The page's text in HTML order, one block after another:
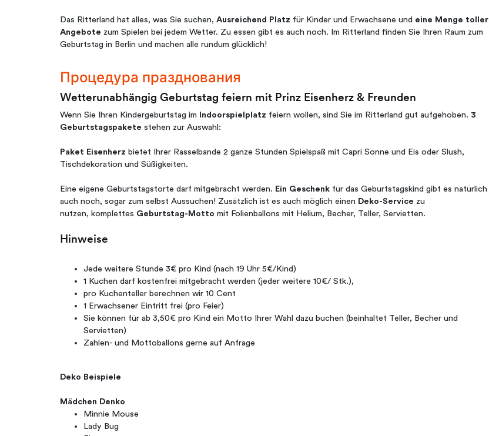
Das Ritterland hat alles, was Sie suchen, Ausreichend Platz für Kinder und Erwachsene und eine Menge toller
Angebote zum Spielen bei jedem Wetter. Zu essen gibt es auch noch. Im Ritterland finden Sie Ihren Raum zum
Geburtstag in Berlin und machen alle rundum glücklich!
Процедура празднования
Wetterunabhängig Geburtstag feiern mit Prinz Eisenherz & Freunden
Wenn Sie Ihren Kindergeburtstag im Indoorspielplatz feiern wollen, sind Sie im Ritterland gut aufgehoben. 3
Geburtstagspakete stehen zur Auswahl:
Paket Eisenherz bietet Ihrer Rasselbande 2 ganze Stunden Spielspaß mit Capri Sonne und Eis oder Slush,
Tischdekoration und Süßigkeiten.
Eine eigene Geburtstagstorte darf mitgebracht werden. Ein Geschenk für das Geburtstagskind gibt es natürlich
auch noch, sogar zum selbst Aussuchen! Zusätzlich ist es auch möglich einen Deko-Service zu
nutzen, komplettes Geburtstag-Motto mit Folienballons mit Helium, Becher, Teller, Servietten.
Hinweise
Jede weitere Stunde 3€ pro Kind (nach 19 Uhr 5€/Kind)
1 Kuchen darf kostenfrei mitgebracht werden (jeder weitere 10€/ Stk.),
pro Kuchenteller berechnen wir 10 Cent
1 Erwachsener Eintritt frei (pro Feier)
Sie können für ab 3,50€ pro Kind ein Motto Ihrer Wahl dazu buchen (beinhaltet Teller, Becher und
Servietten)
Zahlen- und Mottoballons gerne auf Anfrage
Deko Beispiele
Mädchen Denko
Minnie Mouse
Lady Bug